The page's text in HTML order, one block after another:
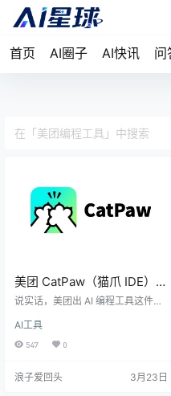
首页 AI圈子 AI快讯 问
美团 CatPaw（猫爪 IDE）测
评：外卖大哥的代码刀有多
说实话，美团出 AI 编程工具这件
下。美团不是那个送外卖的吗？什
么时候开始搞大模型了？但仔细研
2023 年内部就已经在用 CatPaw
AI工具
547 0
浪子爱回头 3月23日